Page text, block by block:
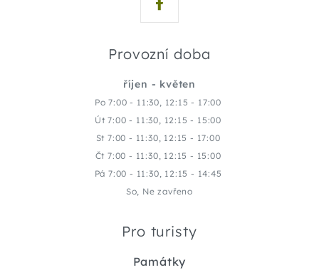
Provozní doba
říjen - květen
Po 7:00 - 11:30, 12:15 - 17:00
Út 7:00 - 11:30, 12:15 - 15:00
St 7:00 - 11:30, 12:15 - 17:00
Čt 7:00 - 11:30, 12:15 - 15:00
Pá 7:00 - 11:30, 12:15 - 14:45
So, Ne zavřeno
Pro turisty
Památky